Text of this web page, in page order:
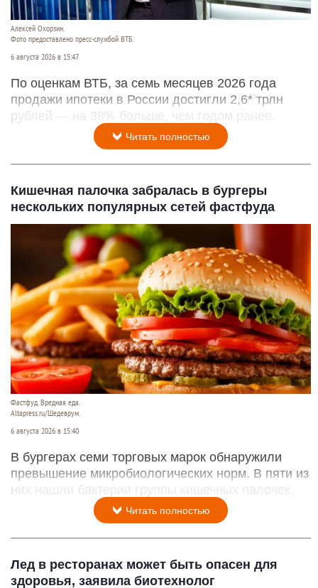
Алексей Охорзин.
Фото предоставлено пресс-службой ВТБ.
6 августа 2026 в 15:47
По оценкам ВТБ, за семь месяцев 2026 года
продажи ипотеки в России достигли 2,6* трлн
рублей — на 38% больше, чем годом ранее.
Читать полностью
Кишечная палочка забралась в бургеры
нескольких популярных сетей фастфуда
Фастфуд. Вредная еда.
Altapress.ru/Шедеврум.
6 августа 2026 в 15:40
В бургерах семи торговых марок обнаружили
превышение микробиологических норм. В пяти из
них нашли бактерии группы кишечных палочек.
Читать полностью
Лед в ресторанах может быть опасен для
здоровья, заявила биотехнолог